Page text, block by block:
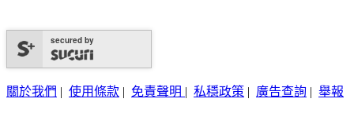
secured by
關於我們 | 使用條款 | 免責聲明 | 私穩政策 | 廣告查詢 | 舉報